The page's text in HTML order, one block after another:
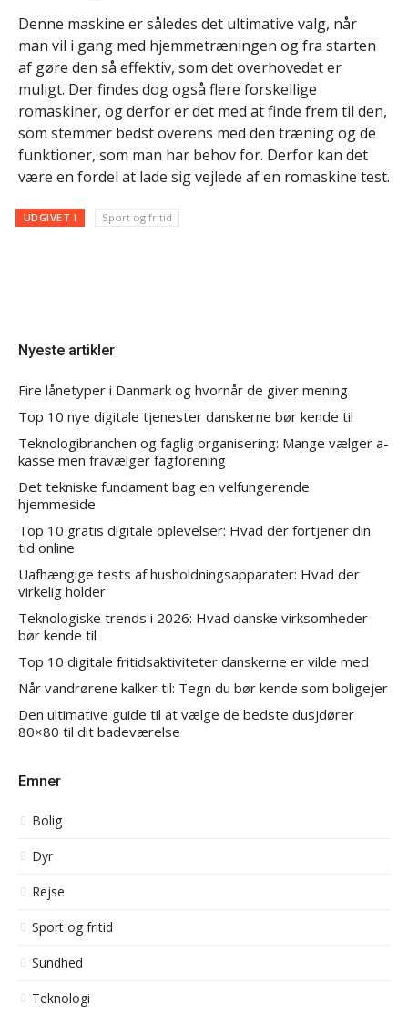
Denne maskine er således det ultimative valg, når
man vil i gang med hjemmetræningen og fra starten
af gøre den så effektiv, som det overhovedet er
muligt. Der findes dog også flere forskellige
romaskiner, og derfor er det med at finde frem til den,
som stemmer bedst overens med den træning og de
funktioner, som man har behov for. Derfor kan det
være en fordel at lade sig vejlede af en romaskine test.
UDGIVET I Sport og fritid
Nyeste artikler
Fire lånetyper i Danmark og hvornår de giver mening
Top 10 nye digitale tjenester danskerne bør kende til
Teknologibranchen og faglig organisering: Mange vælger a-
kasse men fravælger fagforening
Det tekniske fundament bag en velfungerende
hjemmeside
Top 10 gratis digitale oplevelser: Hvad der fortjener din
tid online
Uafhængige tests af husholdningsapparater: Hvad der
virkelig holder
Teknologiske trends i 2026: Hvad danske virksomheder
bør kende til
Top 10 digitale fritidsaktiviteter danskerne er vilde med
Når vandrørene kalker til: Tegn du bør kende som boligejer
Den ultimative guide til at vælge de bedste dusjdører
80×80 til dit badeværelse
Emner
Bolig
Dyr
Rejse
Sport og fritid
Sundhed
Teknologi